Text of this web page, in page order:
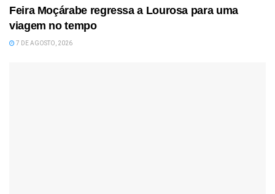
Feira Moçárabe regressa a Lourosa para uma
viagem no tempo
7 DE AGOSTO, 2026